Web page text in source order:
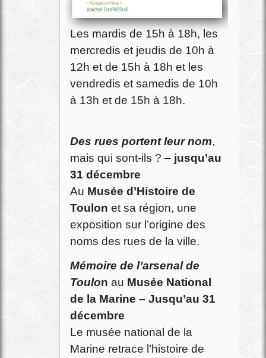
Les mardis de 15h à 18h, les
mercredis et jeudis de 10h à
12h et de 15h à 18h et les
vendredis et samedis de 10h
à 13h et de 15h à 18h.
Des rues portent leur nom,
mais qui sont-ils ? – jusqu’au
31 décembre
Au Musée d’Histoire de
Toulon et sa région, une
exposition sur l’origine des
noms des rues de la ville.
Mémoire de l’arsenal de
Toulon au Musée National
de la Marine – Jusqu’au 31
décembre
Le musée national de la
Marine retrace l’histoire de